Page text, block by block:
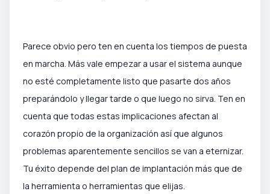
Parece obvio pero ten en cuenta los tiempos de puesta
en marcha. Más vale empezar a usar el sistema aunque
no esté completamente listo que pasarte dos años
preparándolo y llegar tarde o que luego no sirva. Ten en
cuenta que todas estas implicaciones afectan al
corazón propio de la organización así que algunos
problemas aparentemente sencillos se van a eternizar.
Tu éxito depende del plan de implantación más que de
la herramienta o herramientas que elijas.